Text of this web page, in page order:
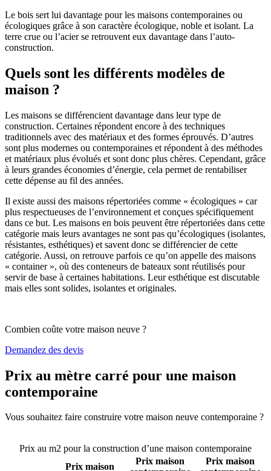
Le bois sert lui davantage pour les maisons contemporaines ou
écologiques grâce à son caractère écologique, noble et isolant. La
terre crue ou l’acier se retrouvent eux davantage dans l’auto-
construction.
Quels sont les différents modèles de
maison ?
Les maisons se différencient davantage dans leur type de
construction. Certaines répondent encore à des techniques
traditionnels avec des matériaux et des formes éprouvés. D’autres
sont plus modernes ou contemporaines et répondent à des méthodes
et matériaux plus évolués et sont donc plus chères. Cependant, grâce
à leurs grandes économies d’énergie, cela permet de rentabiliser
cette dépense au fil des années.
Il existe aussi des maisons répertoriées comme « écologiques » car
plus respectueuses de l’environnement et conçues spécifiquement
dans ce but. Les maisons en bois peuvent être répertoriées dans cette
catégorie mais leurs avantages ne sont pas qu’écologiques (isolantes,
résistantes, esthétiques) et savent donc se différencier de cette
catégorie. Aussi, on retrouve parfois ce qu’on appelle des maisons
« container », où des conteneurs de bateaux sont réutilisés pour
servir de base à certaines habitations. Leur esthétique est discutable
mais elles sont solides, isolantes et originales.
Combien coûte votre maison neuve ?
Demandez des devis
Prix au mètre carré pour une maison
contemporaine
Vous souhaitez faire construire votre maison neuve contemporaine ?
Prix au m2 pour la construction d’une maison contemporaine
Prix maison
Prix maison
Prix maison